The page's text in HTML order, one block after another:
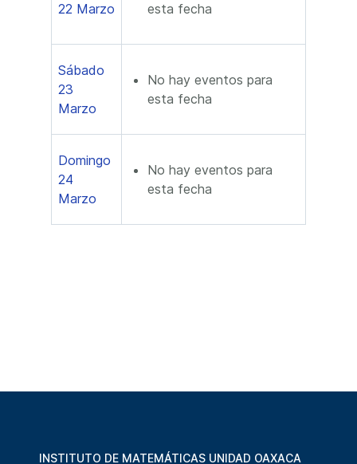
22 Marzo
esta fecha
Sábado
23
Marzo
No hay eventos para
esta fecha
Domingo
24
Marzo
No hay eventos para
esta fecha
INSTITUTO DE MATEMÁTICAS UNIDAD OAXACA